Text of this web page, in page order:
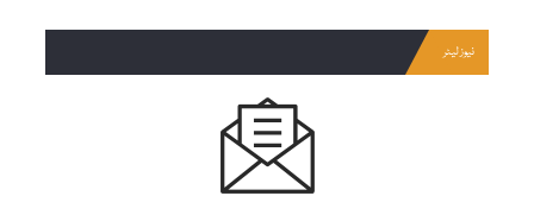
نیوز لیٹر